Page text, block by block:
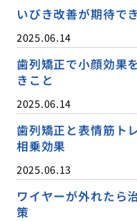
いびき改善が期待で
2025.06.14
歯列矯正で小顔効果
きこと
2025.06.14
歯列矯正と表情筋ト
相乗効果
2025.06.13
ワイヤーが外れたら
策